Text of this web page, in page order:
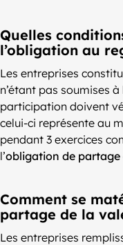
Quelles
l’obligation au
Les entreprises
n’étant pas soumises
participation doivent
celui-ci représente au
pendant 3 exercices
l’obligation de partage
Comment se
partage de la
Les entreprises